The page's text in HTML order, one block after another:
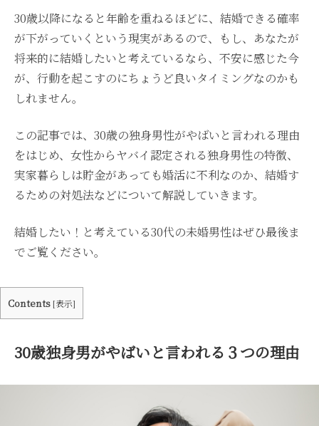
30歳以降になると年齢を重ねるほどに、結婚できる確率
が下がっていくという現実があるので、もし、あなたが
将来的に結婚したいと考えているなら、不安に感じた今
が、行動を起こすのにちょうど良いタイミングなのかも
しれません。
この記事では、30歳の独身男性がやばいと言われる理由
をはじめ、女性からヤバイ認定される独身男性の特徴、
実家暮らしは貯金があっても婚活に不利なのか、結婚す
るための対処法などについて解説していきます。
結婚したい！と考えている30代の未婚男性はぜひ最後ま
でご覧ください。
Contents [表示]
30歳独身男がやばいと言われる３つの理由